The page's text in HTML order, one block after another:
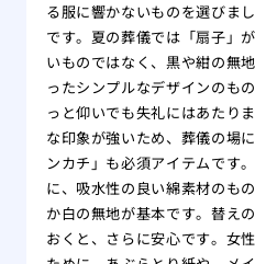
る服に響かないものを選びま
です。夏の葬儀では「扇子」
いものではなく、黒や紺の無
ったシンプルなデザインのも
っと仰いでも失礼にはあたり
な印象が強いため、葬儀の場
ンカチ」も必須アイテムです
に、吸水性の良い綿素材のも
か白の無地が基本です。替え
おくと、さらに安心です。女